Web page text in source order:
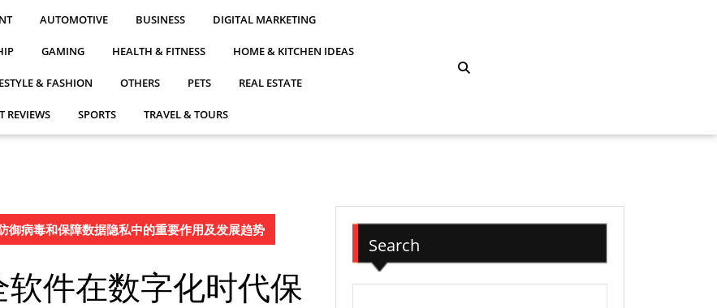
AUTOMOTIVE BUSINESS DIGITAL MARKETING
GAMING HEALTH & FITNESS HOME & KITCHEN IDEAS
& FASHION OTHERS PETS REAL ESTATE
REVIEWS SPORTS TRAVEL & TOURS
御病毒和保障数据隐私中的重要作用及发展趋势
件在数字化时代保
Search